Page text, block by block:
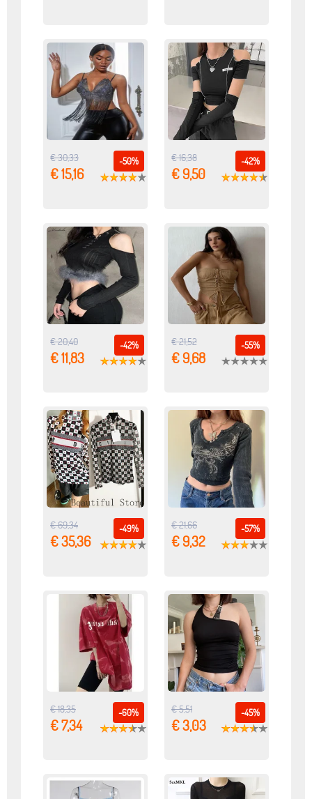
-50%
€ 30,33
€ 15,16
-42%
€ 16,38
€ 9,50
-42%
€ 20,40
€ 11,83
-55%
€ 21,52
€ 9,68
-49%
€ 69,34
€ 35,36
-57%
€ 21,66
€ 9,32
-60%
€ 18,35
€ 7,34
-45%
€ 5,51
€ 3,03